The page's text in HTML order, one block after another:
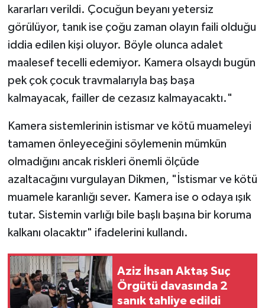
kararları verildi. Çocuğun beyanı yetersiz
görülüyor, tanık ise çoğu zaman olayın faili olduğu
iddia edilen kişi oluyor. Böyle olunca adalet
maalesef tecelli edemiyor. Kamera olsaydı bugün
pek çok çocuk travmalarıyla baş başa
kalmayacak, failler de cezasız kalmayacaktı."
Kamera sistemlerinin istismar ve kötü muameleyi
tamamen önleyeceğini söylemenin mümkün
olmadığını ancak riskleri önemli ölçüde
azaltacağını vurgulayan Dikmen, "İstismar ve kötü
muamele karanlığı sever. Kamera ise o odaya ışık
tutar. Sistemin varlığı bile başlı başına bir koruma
kalkanı olacaktır" ifadelerini kullandı.
Aziz İhsan Aktaş Suç
Örgütü davasında 2
sanık tahliye edildi